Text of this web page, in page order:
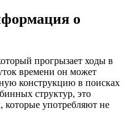
о
прогрызает ходы в
времени он может
конструкцию в поисках
структур, это
которые употребляют не